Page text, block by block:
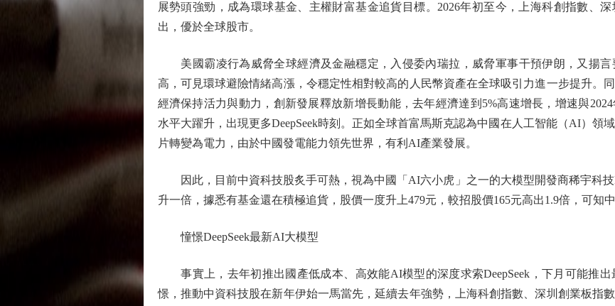
展勢頭強勁，成為環球基金、主權財富基金追貨目標。2026年初至今，上海科創指數、
出，優於全球股市。
美國霸凌行為威脅全球經濟及金融穩定，入侵委內瑞拉，威脅軍事干預伊朗，又揚言
高，可見環球避險情緒高漲，令穩定性相對較高的人民幣資產在全球吸引力進一步提升。
經濟保持活力與動力，創新發展釋放新增長動能，去年經濟達到5%高速增長，增速與
水平大躍升，出現更多DeepSeek時刻。正如全球首富馬斯克認為中國在人工智能（AI）領
片轉變為電力，由於中國發電能力領先世界，有利AI產業發展。
因此，目前中資科技股炙手可熱，視為中國「AI六小虎」之一的大模型開發商稀宇科
升一倍，據悉有基金還在積極追貨，股價一度升上479元，較招股價165元高出1.9倍，可知
憧憬DeepSeek最新AI大模型
事實上，去年初推出國產低成本、高效能AI模型的深度求索DeepSeek，下月可能推
憬，推動中資科技股在新年伊始一馬當先，延續去年強勢，上海科創指數、深圳創業板指